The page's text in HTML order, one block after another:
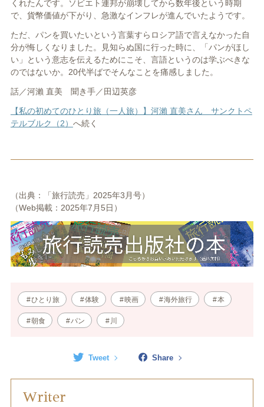
くれたんです。ソビエト連邦が崩壊してから数年後という時期
で、貨幣価値が下がり、急激なインフレが進んでいたようです。
ただ、パンを買いたいという言葉すらロシア語で言えなかった自
分が悔しくなりました。見知らぬ国に行った時に、「パンがほし
い」という意志を伝えるためにこそ、言語というのは学ぶべきな
のではないか。20代半ばでそんなことを痛感しました。
話／河瀨 直美 聞き手／田辺英彦
【私の初めてのひとり旅（一人旅）】河瀨 直美さん サンクトペ
テルブルク（2） へ続く
（出典：「旅行読売」2025年3月号）
（Web掲載：2025年7 月5日）
ひとり旅 体験 映画 海外旅行 本
朝食 パン 川
Tweet Share
Writer